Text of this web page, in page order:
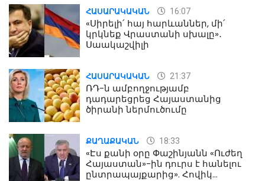
ՀԱՍԱՐԱԿԱԿԱՆ 16:07
«Սիրելի՛ հայ հարևաններ, մի՛
կրկնեք Վրաստանի սխալը»․
Սաակաշվիլի
ՀԱՍԱՐԱԿԱԿԱՆ 21:37
ՌԴ-ն ամբողջությամբ
դադարեցրեց Հայաստանից
ծիրանի ներմուծումը
ՔԱՂԱՔԱԿԱՆ 18:33
«Էս քանի օրը Փաշինյանն «Ուժեղ
Հայաստան»-ին դուրս է հանելու
ընտրապայքարից». Հովիկ